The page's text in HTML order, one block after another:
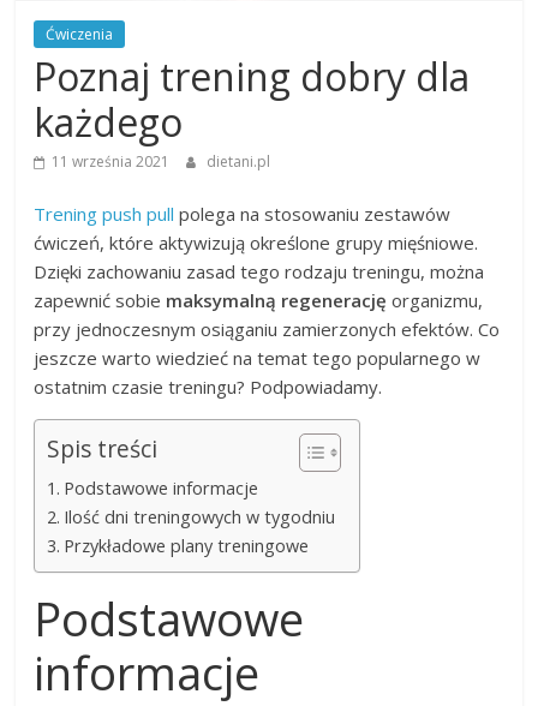
Ćwiczenia
Poznaj trening dobry dla
każdego
11 września 2021 dietani.pl
Trening push pull polega na stosowaniu zestawów
ćwiczeń, które aktywizują określone grupy mięśniowe.
Dzięki zachowaniu zasad tego rodzaju treningu, można
zapewnić sobie maksymalną regenerację organizmu,
przy jednoczesnym osiąganiu zamierzonych efektów. Co
jeszcze warto wiedzieć na temat tego popularnego w
ostatnim czasie treningu? Podpowiadamy.
Spis treści
Podstawowe informacje
Ilość dni treningowych w tygodniu
Przykładowe plany treningowe
Podstawowe
informacje